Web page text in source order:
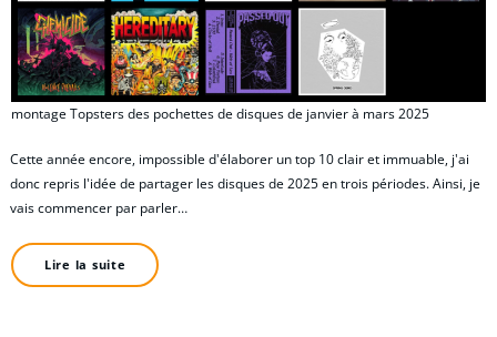
montage Topsters des pochettes de disques de janvier à mars 2025
Cette année encore, impossible d'élaborer un top 10 clair et immuable, j'ai
donc repris l'idée de partager les disques de 2025 en trois périodes. Ainsi, je
vais commencer par parler…
Lire la suite